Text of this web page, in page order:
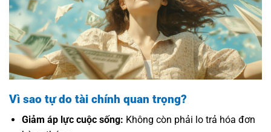
Vì sao tự do tài chính quan trọng?
Giảm áp lực cuộc sống: Không còn phải lo trả hóa đơn